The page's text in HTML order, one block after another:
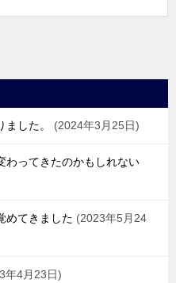
した。 2024年3月25日
わってきたのかもしれない
めてきました
2023年5月24
年4月23日